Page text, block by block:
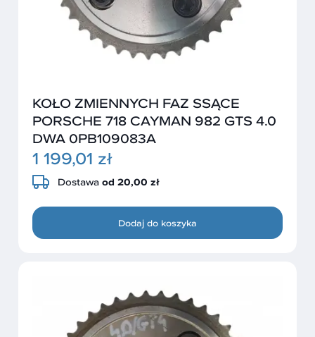
KOŁO ZMIENNYCH FAZ SSĄCE
PORSCHE 718 CAYMAN 982 GTS 4.0
DWA 0PB109083A
1 199,01 zł
Dostawa od 20,00 zł
Dodaj do koszyka